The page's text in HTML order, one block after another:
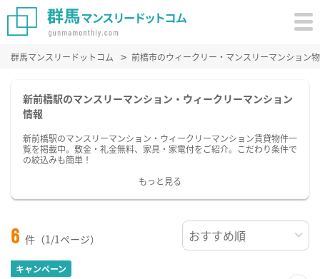
群馬マンスリードットコム 前橋市のウィークリー・マンスリーマンション
新前橋駅のマンスリーマンション・ウィークリーマンション
情報
新前橋駅のマンスリーマンション・ウィークリーマンション賃貸物件一
覧を掲載中。敷金・礼金無料、家具・家電付をご紹介。こだわり条件で
の絞込みも簡単！
もっと見る
6 件（1/1ページ）
キャンペーン